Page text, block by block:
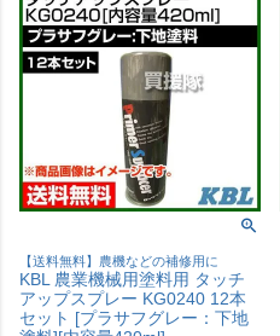
【送料無料】農機などの補修用に
KBL 農業機械用塗料用 タッチ
アップスプレー KG0240 12本
セット [プラサフグレー：下地